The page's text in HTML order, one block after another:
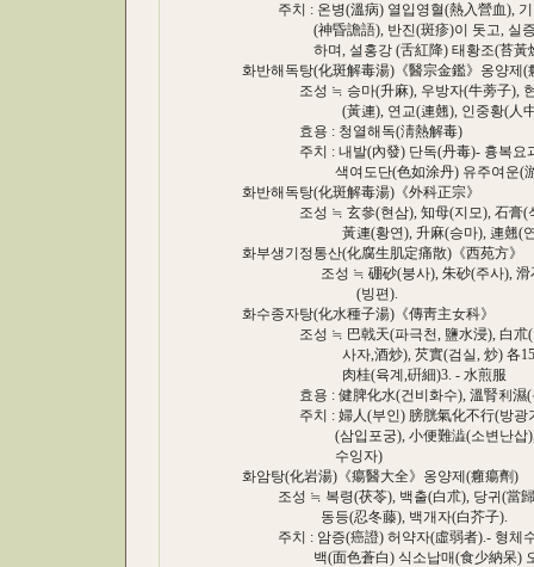
주치 : 온병(溫病) 열입영혈(熱入營血), 기
(神昏譫語), 반진(斑疹)이 돗고, 실증고
하며, 설홍강 (舌紅降) 태황조(苔黃
화반해독탕(化斑解毒湯)《醫宗金鑑》옹양제(
조성 ≒ 승마(升麻), 우방자(牛蒡子), 현
(黃連), 연교(連翹), 인중황(人中黃).,
효용 : 청열해독(淸熱解毒)
주치 : 내발(內發) 단독(丹毒)- 흉복요과(
색여도단(色如涂丹) 유주여운(游走
화반해독탕(化斑解毒湯)《外科正宗》
조성 ≒ 玄參(현삼), 知母(지모), 石膏(석
黃連(황연), 升麻(승마), 連翹(연교),
화부생기정통산(化腐生肌定痛散)《西苑方》
조성 ≒ 硼砂(붕사), 朱砂(주사), 滑石(
(빙편).
화수종자탕(化水種子湯)《傳靑主女科》
조성 ≒ 巴戟天(파극천, 鹽水浸), 白朮(백
사자,酒炒), 芡實(검실, 炒) 各15, 人
肉桂(육계,硏細)3. - 水煎服
효용 : 健脾化水(건비화수), 溫腎利濕(
주치 : 婦人(부인) 膀胱氣化不行(방광기
(삼입포궁), 小便難澁(소변난삽), 腹
수잉자)
화암탕(化岩湯)《瘍醫大全》옹양제(癰瘍劑)
조성 ≒ 복령(茯苓), 백출(白朮), 당귀(當歸
동등(忍冬藤), 백개자(白芥子).
주치 : 암증(癌證) 허약자(虛弱者).- 형체수
백(面色蒼白) 식소납매(食少納呆) 오